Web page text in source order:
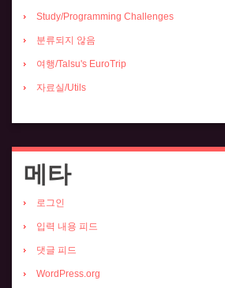
Study/Programming Challenges
분류되지 않음
여행/Talsu's EuroTrip
자료실/Utils
메타
로그인
입력 내용 피드
댓글 피드
WordPress.org